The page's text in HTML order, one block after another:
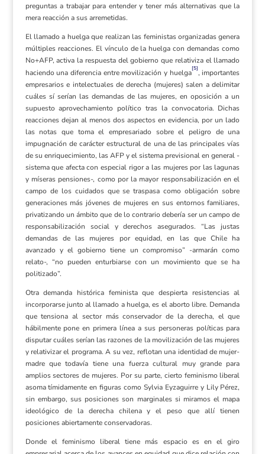
preguntas a trabajar para entender y tener más alternativas que la
mera reacción a sus arremetidas.
El llamado a huelga que realizan las feministas organizadas genera
múltiples reacciones. El vínculo de la huelga con demandas como
No+AFP, activa la respuesta del gobierno que relativiza el llamado
haciendo una diferencia entre movilización y huelga[5], importantes
empresarios e intelectuales de derecha (mujeres) salen a delimitar
cuáles sí serían las demandas de las mujeres, en oposición a un
supuesto aprovechamiento político tras la convocatoria. Dichas
reacciones dejan al menos dos aspectos en evidencia, por un lado
las notas que toma el empresariado sobre el peligro de una
impugnación de carácter estructural de una de las principales vías
de su enriquecimiento, las AFP y el sistema previsional en general -
sistema que afecta con especial rigor a las mujeres por las lagunas
y míseras pensiones-, como por la mayor responsabilización en el
campo de los cuidados que se traspasa como obligación sobre
generaciones más jóvenes de mujeres en sus entornos familiares,
privatizando un ámbito que de lo contrario debería ser un campo de
responsabilización social y derechos asegurados. “Las justas
demandas de las mujeres por equidad, en las que Chile ha
avanzado y el gobierno tiene un compromiso” -armarán como
relato-, “no pueden enturbiarse con un movimiento que se ha
politizado”.
Otra demanda histórica feminista que despierta resistencias al
incorporarse junto al llamado a huelga, es el aborto libre. Demanda
que tensiona al sector más conservador de la derecha, el que
hábilmente pone en primera línea a sus personeras políticas para
disputar cuáles serían las razones de la movilización de las mujeres
y relativizar el programa. A su vez, reflotan una identidad de mujer-
madre que todavía tiene una fuerza cultural muy grande para
amplios sectores de mujeres. Por su parte, cierto feminismo liberal
asoma tímidamente en figuras como Sylvia Eyzaguirre y Lily Pérez,
sin embargo, sus posiciones son marginales si miramos el mapa
ideológico de la derecha chilena y el peso que allí tienen
posiciones abiertamente conservadoras.
Donde el feminismo liberal tiene más espacio es en el giro